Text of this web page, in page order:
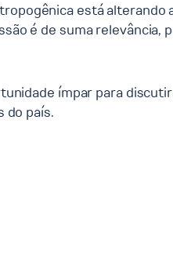
está alterando
é de suma relevância,
ímpar para
do país.